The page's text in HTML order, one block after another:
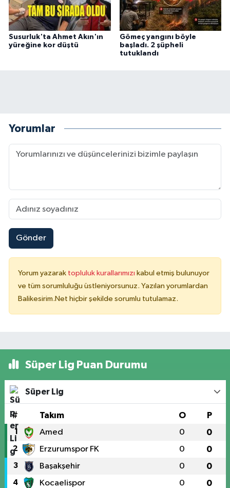
Susurluk'ta Ahmet Akın'ın
yüreğine kor düştü
Gömeç yangını böyle
başladı. 2 şüpheli
tutuklandı
Yorumlar
Gönder
Yorum yazarak topluluk kurallarımızı kabul etmiş bulunuyor
ve tüm sorumluluğu üstleniyorsunuz. Yazılan yorumlardan
Balikesirim.Net hiçbir şekilde sorumlu tutulamaz.
Süper Lig Puan Durumu
Süper Lig
# Takım O P
1 Amed 0 0
2 Erzurumspor FK 0 0
3 Başakşehir 0 0
4 Kocaelispor 0 0